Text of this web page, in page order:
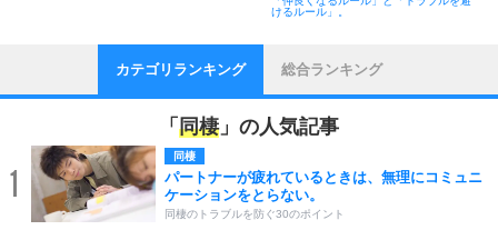
けるルール」。
カテゴリランキング 総合ランキング
「 同棲」の人気記事
1
同棲
パートナーが疲れているときは、無理にコミュニ
ケーションをとらない。
同棲のトラブルを防ぐ30のポイント